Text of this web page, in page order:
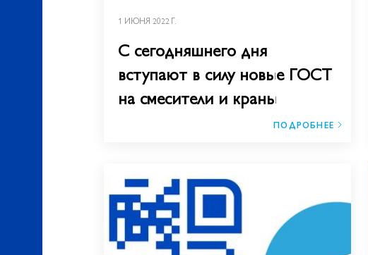
1 ИЮНЯ 2022 Г.
С сегодняшнего дня
вступают в силу новые ГОСТ
на смесители и краны
ПОДРОБНЕЕ